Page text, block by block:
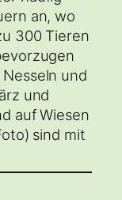
an, wo
300 Tieren
und
und
auf Wiesen
sind mit